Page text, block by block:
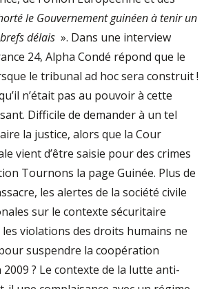
le Gouvernement guinéen à tenir un
délais ». Dans une interview
24, Alpha Condé répond que le
le tribunal ad hoc sera construit !
n’était pas au pouvoir à cette
Difficile de demander à un tel
la justice, alors que la Cour
vient d’être saisie pour des crimes
Tournons la page Guinée. Plus de
les alertes de la société civile
sur le contexte sécuritaire
violations des droits humains ne
suspendre la coopération
? Le contexte de la lutte anti-